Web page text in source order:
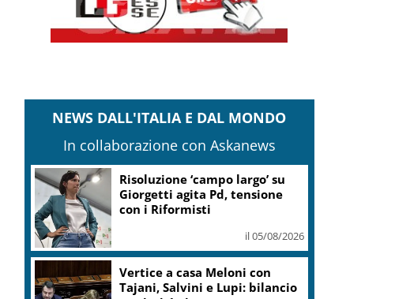
NEWS DALL'ITALIA E DAL MONDO
In collaborazione con Askanews
Risoluzione ‘campo largo’ su
Giorgetti agita Pd, tensione
con i Riformisti
il 05/08/2026
Vertice a casa Meloni con
Tajani, Salvini e Lupi: bilancio